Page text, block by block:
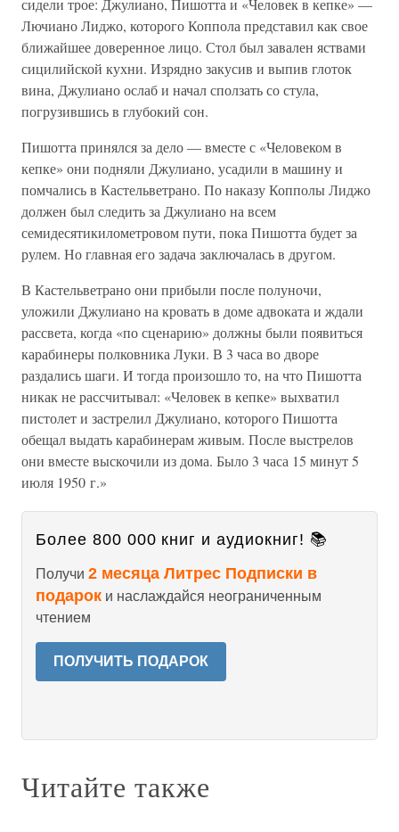
сидели трое: Джулиано, Пишотта и «Человек в кепке» —
Лючиано Лиджо, которого Коппола представил как свое
ближайшее доверенное лицо. Стол был завален яствами
сицилийской кухни. Изрядно закусив и выпив глоток
вина, Джулиано ослаб и начал сползать со стула,
погрузившись в глубокий сон.
Пишотта принялся за дело — вместе с «Человеком в
кепке» они подняли Джулиано, усадили в машину и
помчались в Кастельветрано. По наказу Копполы Лиджо
должен был следить за Джулиано на всем
семидесятикилометровом пути, пока Пишотта будет за
рулем. Но главная его задача заключалась в другом.
В Кастельветрано они прибыли после полуночи,
уложили Джулиано на кровать в доме адвоката и ждали
рассвета, когда «по сценарию» должны были появиться
карабинеры полковника Луки. В 3 часа во дворе
раздались шаги. И тогда произошло то, на что Пишотта
никак не рассчитывал: «Человек в кепке» выхватил
пистолет и застрелил Джулиано, которого Пишотта
обещал выдать карабинерам живым. После выстрелов
они вместе выскочили из дома. Было 3 часа 15 минут 5
июля 1950 г.»
Более 800 000 книг и аудиокниг! 📚
Получи 2 месяца Литрес Подписки в
подарок и наслаждайся неограниченным
чтением
ПОЛУЧИТЬ ПОДАРОК
Читайте также